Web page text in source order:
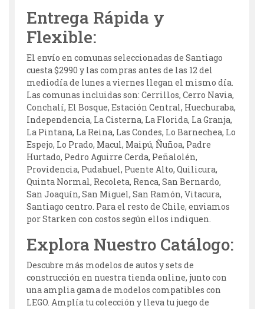
Entrega Rápida y
Flexible:
El envío en comunas seleccionadas de Santiago
cuesta $2990 y las compras antes de las 12 del
mediodía de lunes a viernes llegan el mismo día.
Las comunas incluidas son: Cerrillos, Cerro Navia,
Conchalí, El Bosque, Estación Central, Huechuraba,
Independencia, La Cisterna, La Florida, La Granja,
La Pintana, La Reina, Las Condes, Lo Barnechea, Lo
Espejo, Lo Prado, Macul, Maipú, Ñuñoa, Padre
Hurtado, Pedro Aguirre Cerda, Peñalolén,
Providencia, Pudahuel, Puente Alto, Quilicura,
Quinta Normal, Recoleta, Renca, San Bernardo,
San Joaquín, San Miguel, San Ramón, Vitacura,
Santiago centro. Para el resto de Chile, enviamos
por Starken con costos según ellos indiquen.
Explora Nuestro Catálogo:
Descubre más modelos de autos y sets de
construcción en nuestra tienda online, junto con
una amplia gama de modelos compatibles con
LEGO. Amplía tu colección y lleva tu juego de